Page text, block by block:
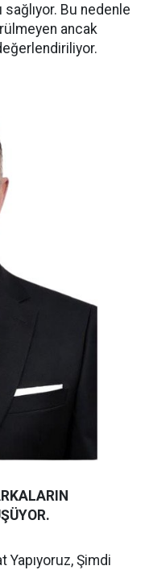
Bu nedenle
ancak
Yapıyoruz, Şimdi